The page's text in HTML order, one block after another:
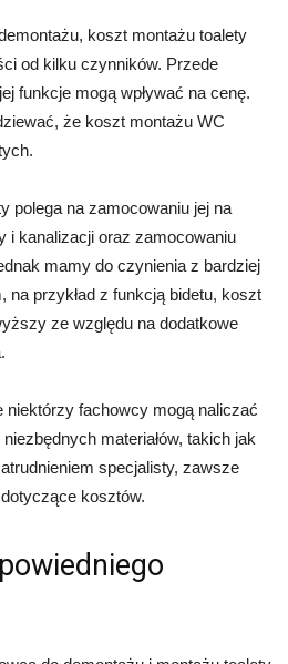
koszt montażu toalety
od kilku czynników. Przede
funkcje mogą wpływać na cenę.
że koszt montażu WC
polega na zamocowaniu jej na
i kanalizacji oraz zamocowaniu
mamy do czynienia z bardziej
na przykład z funkcją bidetu, koszt
ze względu na dodatkowe
niektórzy fachowcy mogą naliczać
materiałów, takich jak
specjalisty, zawsze
kosztów.